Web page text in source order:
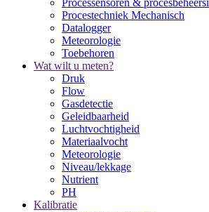
Processensoren &
Procestechniek Mechanisch
Datalogger
Meteorologie
Toebehoren
Wat wilt u meten?
Druk
Flow
Gasdetectie
Geleidbaarheid
Luchtvochtigheid
Materiaalvocht
Meteorologie
Niveau/lekkage
Nutrient
PH
Kalibratie